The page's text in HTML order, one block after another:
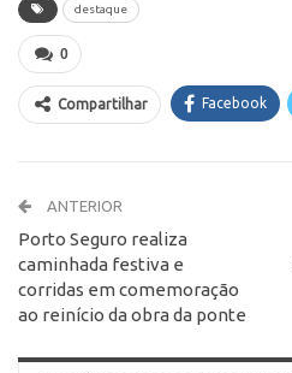
destaque
0
Compartilhar Facebook
ANTERIOR
Porto Seguro realiza
caminhada festiva e
corridas em comemoração
ao reinício da obra da ponte